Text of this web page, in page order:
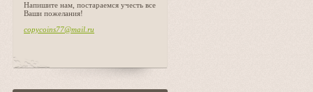
Напишите нам, постараемся учесть все
Ваши пожелания!
copycoins77@mail.ru